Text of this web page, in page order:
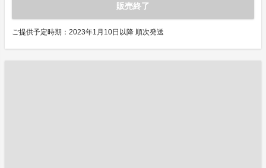
販売終了
ご提供予定時期：2023年1月10日以降 順次発送